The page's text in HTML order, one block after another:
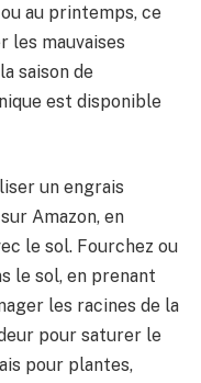
au printemps, ce
les mauvaises
saison de
est disponible
un engrais
Amazon, en
le sol. Fourchez ou
le sol, en prenant
les racines de la
pour saturer le
pour plantes,